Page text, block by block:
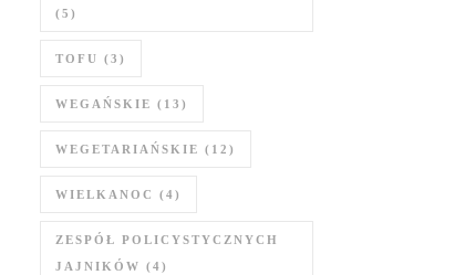
(5)
TOFU (3)
WEGAŃSKIE (13)
WEGETARIAŃSKIE (12)
WIELKANOC (4)
ZESPÓŁ POLICYSTYCZNYCH
JAJNIKÓW (4)